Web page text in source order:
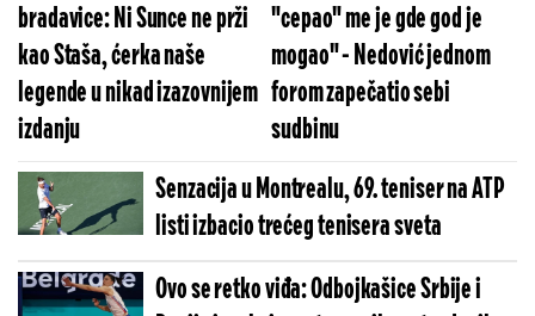
bradavice: Ni Sunce ne prži
kao Staša, ćerka naše
legende u nikad izazovnijem
izdanju
"cepao" me je gde god je
mogao" - Nedović jednom
forom zapečatio sebi
sudbinu
Senzacija u Montrealu, 69. teniser na ATP
listi izbacio trećeg tenisera sveta
Ovo se retko viđa: Odbojkašice Srbije i